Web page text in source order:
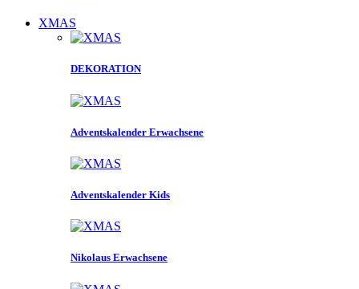
XMAS
DEKORATION
Adventskalender Erwachsene
Adventskalender Kids
Nikolaus Erwachsene